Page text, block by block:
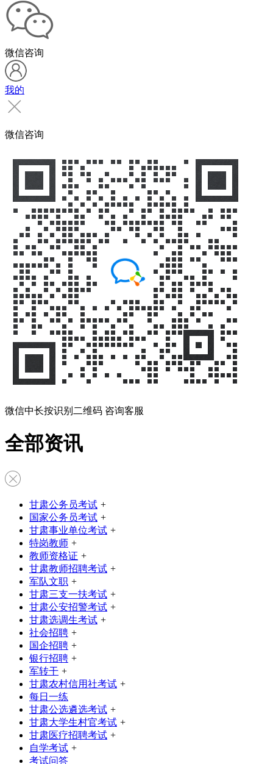
微信咨询
我的
微信咨询
微信中长按识别二维码 咨询客服
全部资讯
甘肃公务员考试 +
国家公务员考试 +
甘肃事业单位考试 +
特岗教师 +
教师资格证 +
甘肃教师招聘考试 +
军队文职 +
甘肃三支一扶考试 +
甘肃公安招警考试 +
甘肃选调生考试 +
社会招聘 +
国企招聘 +
银行招聘 +
军转干 +
甘肃农村信用社考试 +
每日一练
甘肃公选遴选考试 +
甘肃大学生村官考试 +
甘肃医疗招聘考试 +
自学考试 +
考试问答